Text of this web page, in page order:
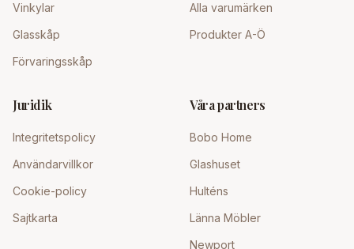
Vinkylar
Glasskåp
Förvaringsskåp
Alla varumärken
Produkter A-Ö
Juridik
Integritetspolicy
Användarvillkor
Cookie-policy
Sajtkarta
Våra partners
Bobo Home
Glashuset
Hulténs
Länna Möbler
Newport